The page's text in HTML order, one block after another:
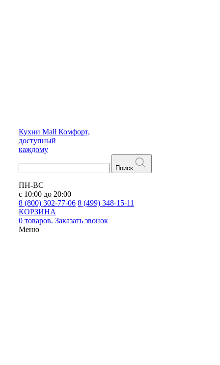
Кухни Mall Комфорт,
доступный
каждому
Поиск
ПН-ВС
с 10:00 до 20:00
8 (800) 302-77-06 8 (499) 348-15-11
КОРЗИНА
0 товаров. Заказать звонок
Меню